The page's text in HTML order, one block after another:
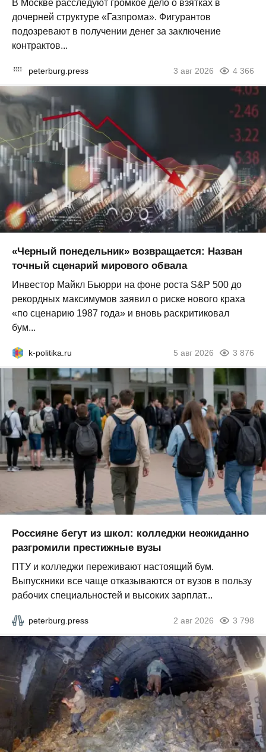
В Москве расследуют громкое дело о взятках в
дочерней структуре «Газпрома». Фигурантов
подозревают в получении денег за заключение
контрактов...
peterburg.press 3 авг 2026 4 366
«Черный понедельник» возвращается: Назван
точный сценарий мирового обвала
Инвестор Майкл Бьюрри на фоне роста S&P 500 до
рекордных максимумов заявил о риске нового краха
«по сценарию 1987 года» и вновь раскритиковал
бум...
k-politika.ru 5 авг 2026 3 876
Россияне бегут из школ: колледжи неожиданно
разгромили престижные вузы
ПТУ и колледжи переживают настоящий бум.
Выпускники все чаще отказываются от вузов в пользу
рабочих специальностей и высоких зарплат...
peterburg.press 2 авг 2026 3 798